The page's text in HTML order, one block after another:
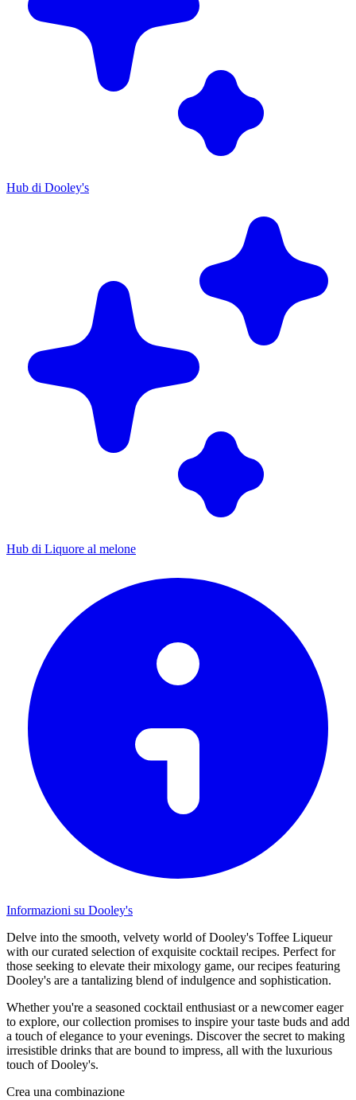
Hub di Dooley's
Hub di Liquore al melone
Informazioni su Dooley's
Delve into the smooth, velvety world of Dooley's Toffee Liqueur
with our curated selection of exquisite cocktail recipes. Perfect for
those seeking to elevate their mixology game, our recipes featuring
Dooley's are a tantalizing blend of indulgence and sophistication.
Whether you're a seasoned cocktail enthusiast or a newcomer eager
to explore, our collection promises to inspire your taste buds and add
a touch of elegance to your evenings. Discover the secret to making
irresistible drinks that are bound to impress, all with the luxurious
touch of Dooley's.
Crea una combinazione